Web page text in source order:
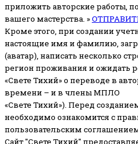
приложить авторские работы,
вашего мастерства. »
Кроме этого, при создании
настоящие имя и фамилию,
(аватар), написать несколько
регион проживания и ожидать
«Свете Тихий» о переводе в
времени – и в члены МПЛО
«Свете Тихий»). Перед
необходимо ознакомится с
пользовательским
Сайт "Свете Тихий"